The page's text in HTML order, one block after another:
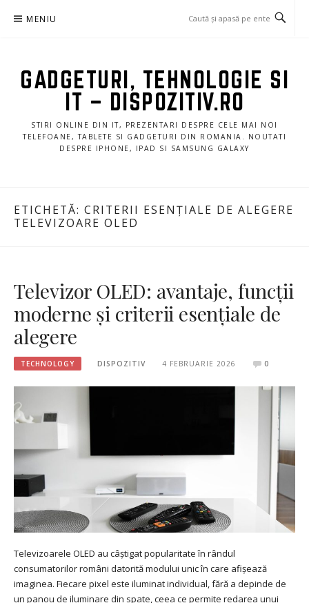
MENIU
GADGETURI, TEHNOLOGIE SI
IT – DISPOZITIV.RO
STIRI ONLINE DIN IT, PREZENTARI DESPRE CELE MAI NOI
TELEFOANE, TABLETE SI GADGETURI DIN ROMANIA. NOUTATI
DESPRE IPHONE, IPAD SI SAMSUNG GALAXY
ETICHETĂ: CRITERII ESENȚIALE DE ALEGERE
TELEVIZOARE OLED
Televizor OLED: avantaje, funcții
moderne și criterii esențiale de
alegere
TECHNOLOGY DISPOZITIV 4 FEBRUARIE 2026 0
Televizoarele OLED au câștigat popularitate în rândul
consumatorilor români datorită modului unic în care afișează
imaginea. Fiecare pixel este iluminat individual, fără a depinde de
un panou de iluminare din spate, ceea ce permite redarea unui